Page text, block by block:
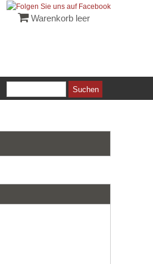
Warenkorb leer
Suchen